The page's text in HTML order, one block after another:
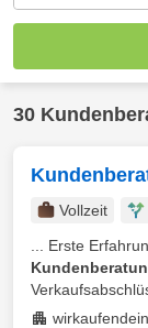
30
Vollzeit
... Erste